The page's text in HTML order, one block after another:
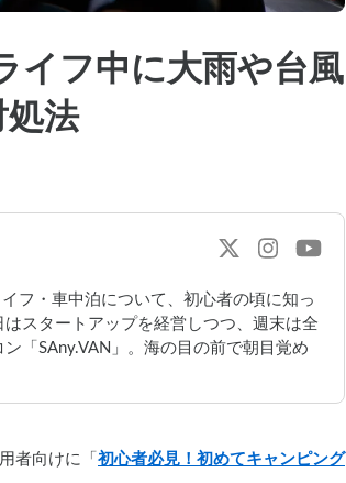
イフ中に大雨や台風
法
フ・車中泊について、初心者の頃に知っ
スタートアップを経営しつつ、週末は全
「SAny.VAN」。海の目の前で朝目覚め
者向けに「 初心者必見！初めてキャンピング